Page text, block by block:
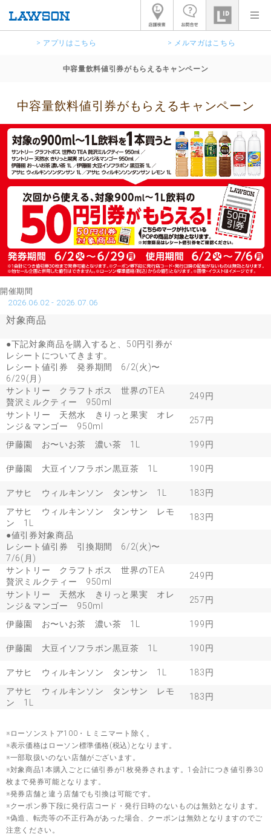
> アプリはこちら > メルマガはこちら
中容量飲料値引券がもらえるキャンペーン
中容量飲料値引券がもらえるキャンペーン
開催期間
2026.06.02 - 2026.07.06
対象商品
●下記対象商品を購入すると、50円引券が
レシートについてきます。
レシート値引券 発券期間 6/2(火)〜
6/29(月)
サントリー クラフトボス 世界のTEA
贅沢ミルクティー 950ml
249円
サントリー 天然水 きりっと果実 オレ
ンジ＆マンゴー 950ml
257円
伊藤園 お〜いお茶 濃い茶 1L 199円
伊藤園 大豆イソフラボン黒豆茶 1L 190円
アサヒ ウィルキンソン タンサン 1L
183円
アサヒ ウィルキンソン タンサン レモ
ン 1L
183円
●値引券対象商品
レシート値引券 引換期間 6/2(火)〜
7/6(月)
サントリー クラフトボス 世界のTEA
贅沢ミルクティー 950ml
249円
サントリー 天然水 きりっと果実 オレ
ンジ＆マンゴー 950ml
257円
伊藤園 お〜いお茶 濃い茶 1L 199円
伊藤園 大豆イソフラボン黒豆茶 1L 190円
アサヒ ウィルキンソン タンサン 1L
183円
アサヒ ウィルキンソン タンサン レモ
ン 1L
183円
※ローソンストア100・Ｌミニマート除く。
※表示価格はローソン標準価格(税込)となります。
※一部取扱いのない店舗がございます。
※対象商品1本購入ごとに値引券が1枚発券されます。1会計につき値引券30
枚まで発券可能となります。
※発券店舗と違う店舗でも引換は可能です。
※クーポン券下段に発行店コード・発行日時のないものは無効となります。
※偽造、転売等の不正行為があった場合、クーポンは無効となりますのでご
注意ください。